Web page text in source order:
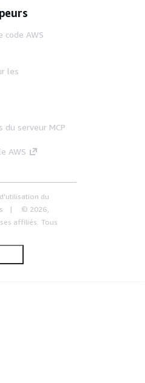
code AWS
les
serveur MCP
AWS
du
© 2026,
affiliés. Tous